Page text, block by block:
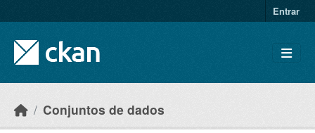
Entrar
Conjuntos de dados